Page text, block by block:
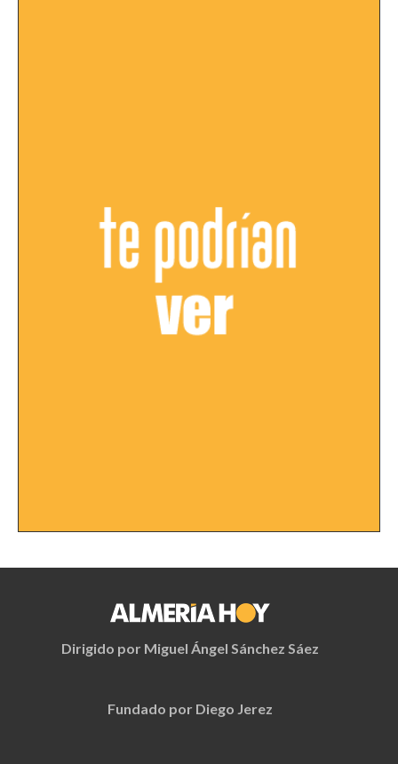
Dirigido por Miguel Ángel Sánchez Sáez
Fundado por Diego Jerez